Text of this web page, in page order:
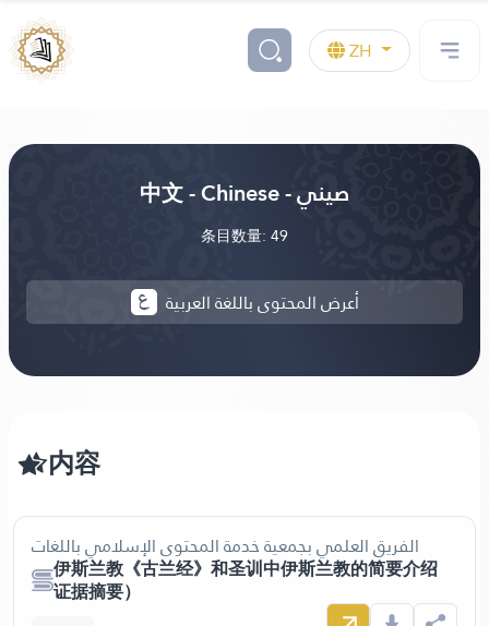
ZH
中文 - Chinese - صيني
条目数量: 49
أعرض المحتوى باللغة العربية
内容
الفريق العلمي بجمعية خدمة المحتوى الإسلامي باللغات
伊斯兰教《古兰经》和圣训中伊斯兰教的简要介绍
证据摘要）